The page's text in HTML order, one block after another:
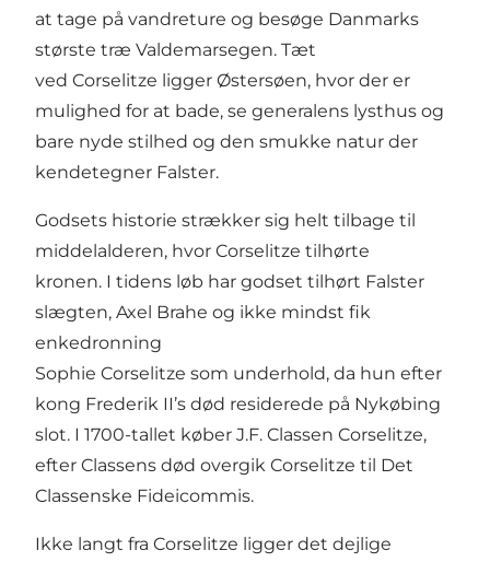
at tage på vandreture og besøge Danmarks
største træ Valdemarsegen. Tæt
ved Corselitze ligger Østersøen, hvor der er
mulighed for at bade, se generalens lysthus og
bare nyde stilhed og den smukke natur der
kendetegner Falster.
Godsets historie strækker sig helt tilbage til
middelalderen, hvor Corselitze tilhørte
kronen. I tidens løb har godset tilhørt Falster
slægten, Axel Brahe og ikke mindst fik
enkedronning
Sophie Corselitze som underhold, da hun efter
kong Frederik II’s død residerede på Nykøbing
slot. I 1700-tallet køber J.F. Classen Corselitze,
efter Classens død overgik Corselitze til Det
Classenske Fideicommis.
Ikke langt fra Corselitze ligger det dejlige